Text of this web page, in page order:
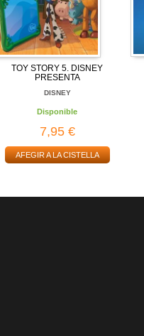
TOY STORY 5. DISNEY
PRESENTA
DISNEY
Disponible
7,95 €
AFEGIR A LA CISTELLA